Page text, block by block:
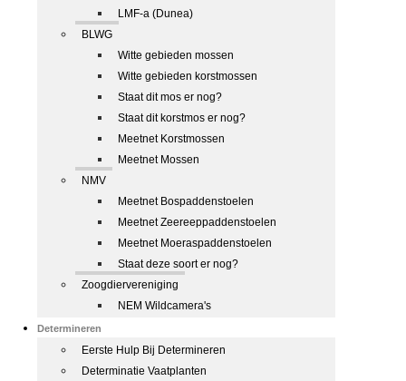
LMF-a (Dunea)
BLWG
Witte gebieden mossen
Witte gebieden korstmossen
Staat dit mos er nog?
Staat dit korstmos er nog?
Meetnet Korstmossen
Meetnet Mossen
NMV
Meetnet Bospaddenstoelen
Meetnet Zeereeppaddenstoelen
Meetnet Moeraspaddenstoelen
Staat deze soort er nog?
Zoogdiervereniging
NEM Wildcamera's
Determineren
Eerste Hulp Bij Determineren
Determinatie Vaatplanten